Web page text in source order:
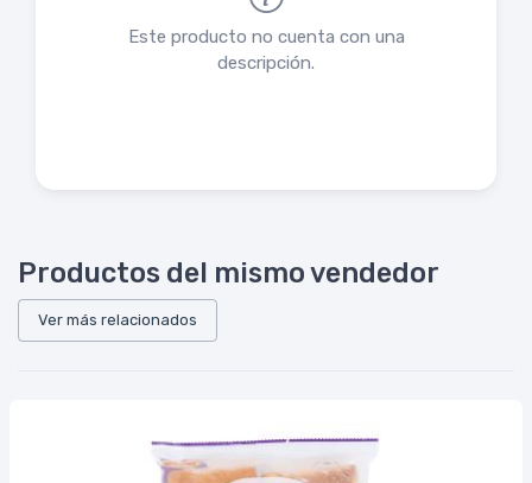
Este producto no cuenta con una
descripción.
Productos del mismo vendedor
Ver más relacionados